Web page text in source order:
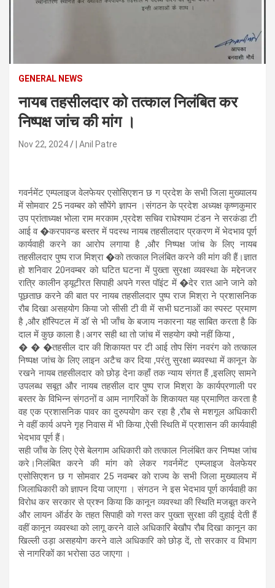
GENERAL NEWS
नायब तहसीलदार को तत्काल निलंबित कर
निष्पक्ष जांच की मांग ।
Nov 22, 2024 | Anil Patre
गवर्नमेंट एम्पलाइज वेलफेयर एसोसिएशन छ ग प्रदेश के सभी जिला मुख्यालय
में सोमवार 25 नवम्बर को सौपेंगे ज्ञापन ।संगठन के प्रदेश अध्यक्ष कृष्णकुमार
उप प्रांताध्यक्ष भोला राम मरकाम ,प्रदेश सचिव राधेश्याम टंडन ने सरकंडा टी
आई व �करपावन्ड बस्तर में पदस्थ नायब तहसीलदार प्रकरण में भेदभाव पूर्ण
कार्यवाही करने का आरोप लगाया है ,और निष्पक्ष जांच के लिए नायब
तहसीलदार पुष्प राज मिश्रा �को तत्काल निलंबित करने की मांग की हैं।ज्ञात
हो शनिवार 20नवम्बर को घटित घटना में पुख्ता सुरक्षा व्यवस्था के मद्देनजर
रात्रि कालीन ड्यूटीरत सिपाही अपने गस्त पॉइंट में �देर रात आने जाने को
पूछताछ करने की बात पर नायब तहसीलदार पुष्प राज मिश्रा ने प्रशासनिक
रौब दिखा असहयोग किया जो सीसी टी वी में सभी घटनाओं का स्पस्ट प्रमाण
है ,और हॉस्पिटल में डॉ से भी जाँच के बजाय नकारना यह साबित करता है कि
दाल में कुछ काला है।अगर सही था तो जांच में सहयोग क्यो नहीं किया ,
� � �तहसील दार की शिकायत पर टी आई तोप सिंग नवरंग को तत्काल
निष्पक्ष जांच के लिए लाइन अटैच कर दिया ,परंतु सुरक्षा ब्यवस्था में कानून के
रखने नायब तहसीलदार को छोड़ देना कहाँ तक न्याय संगत हैं ,इसलिए सामने
उपलब्ध सबूत और नायब तहसील दार पुष्प राज मिश्रा के कार्यप्रणाली पर
बस्तर के विभिन्न संगठनों व आम नागरिकों के शिकायत यह प्रमाणित करता है
वह एक प्रशासनिक पावर का दुरुपयोग कर रहा है ,रौब से मशगूल अधिकारी
ने वहीं कार्य अपने गृह निवास में भी किया ,ऐसी स्थिति में प्रशासन की कार्यवाही
भेदभाव पूर्ण हैं।
सही जाँच के लिए ऐसे बेलगाम अधिकारी को तत्काल निलंबित कर निष्पक्ष जांच
करे।निलंबित करने की मांग को लेकर गवर्नमेंट एम्प्लाइज वेलफेयर
एसोसिएशन छ ग सोमवार 25 नवम्बर को राज्य के सभी जिला मुख्यालय में
जिलाधिकारी को ज्ञापन दिया जाएगा । संगठन ने इस भेदभाव पूर्ण कार्यवाही का
विरोध कर सरकार से प्रश्न किया कि कानून व्यवस्था की स्थिति मजबूत करने
और लायन ऑर्डर के तहत सिपाही को गस्त कर पुख्ता सुरक्षा की दुहाई देती हैं
वहीं कानून व्यवस्था को लागू करने वाले अधिकारि बेखौप रौब दिखा कानून का
खिल्ली उड़ा असहयोग करने वाले अधिकारि को छोड़ दें, तो सरकार व विभाग
से नागरिकों का भरोसा उठ जाएगा ।